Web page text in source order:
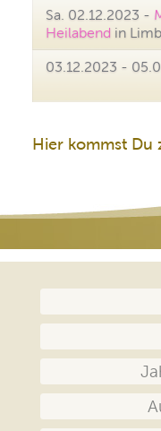
Sa. 02.12.2023 -
Heilabend in
03.12.2023 -
Hier kommst Du
überspringen